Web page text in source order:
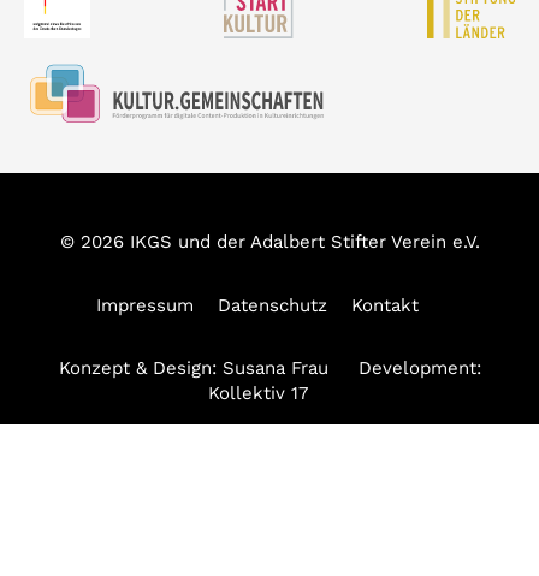
© 2026 IKGS und der Adalbert Stifter Verein e.V.
Impressum Datenschutz Kontakt
Konzept & Design: Susana Frau
Development:
Kollektiv 17